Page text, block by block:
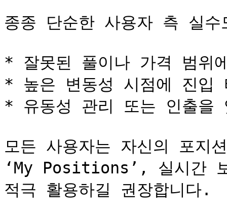
종종 단순한 사용자 측 실
* 잘못된 풀이나 가격 범위
* 높은 변동성 시점에 진입
* 유동성 관리 또는 인출을
모든 사용자는 자신의 포지
‘My Positions’, 실시간
적극 활용하길 권장합니다.